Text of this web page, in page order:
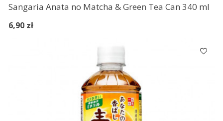
Sangaria Anata no Matcha & Green Tea Can 340 ml
6,90 zł